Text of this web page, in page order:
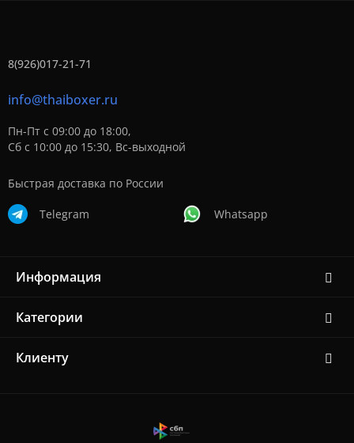
8(926)017-21-71
info@thaiboxer.ru
Пн-Пт с 09:00 до 18:00,
Сб с 10:00 до 15:30, Вс-выходной
Быстрая доставка по России
Telegram Whatsapp
Информация
Категории
Клиенту